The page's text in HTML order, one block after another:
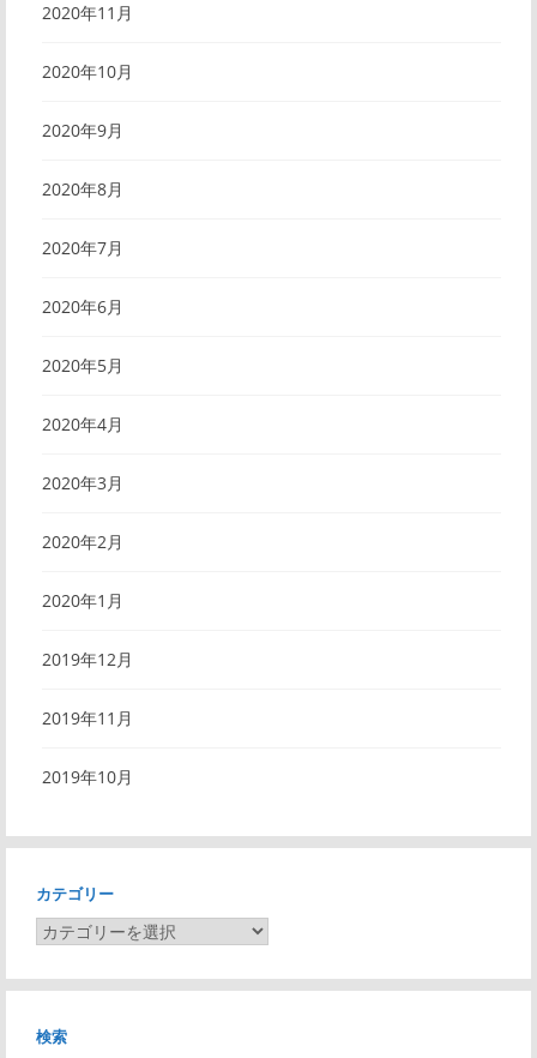
2020年11月
2020年10月
2020年9月
2020年8月
2020年7月
2020年6月
2020年5月
2020年4月
2020年3月
2020年2月
2020年1月
2019年12月
2019年11月
2019年10月
カテゴリー
カ
ゴ
リ
検索